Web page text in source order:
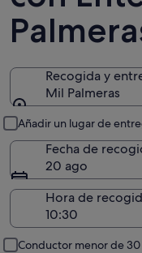
Recogida y
Mil Palmeras
Añadir un lugar de
Fecha de
20 ago
Hora de
Conductor menor de